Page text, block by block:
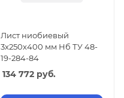
Лист ниобиевый
3х250х400 мм Нб ТУ 48-
19-284-84
134 772 руб.